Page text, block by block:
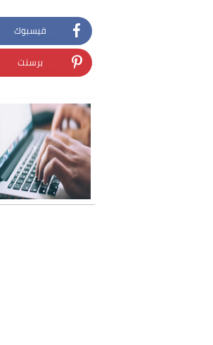
فيسبوك
برسنت